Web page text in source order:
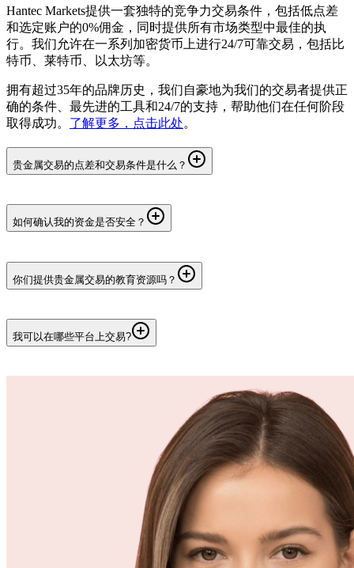
Hantec Markets提供一套独特的竞争力交易条件，包括低点差
和选定账户的0%佣金，同时提供所有市场类型中最佳的执
行。我们允许在一系列加密货币上进行24/7可靠交易，包括比
特币、莱特币、以太坊等。
拥有超过35年的品牌历史，我们自豪地为我们的交易者提供正
确的条件、最先进的工具和24/7的支持，帮助他们在任何阶段
取得成功。 了解更多，点击此处。
贵金属交易的点差和交易条件是什么？
零佣金。此外，客户可以利用灵活的杠杆选项进行交易。
Hantec Markets不收取任何经纪处理费用（取决于您选择的支
更多关于其他费用（例如掉期）的信息。
如何确认我的资金是否安全？
过多项措施确保您的资金得到保护:
不会承担超过账户余额的债务。
隔离账户:客户资金存放于隔离账户中,与公司自有资金分
开,以确保资金安全。
全球监管:Hantec品牌持有六个全球监管牌照,遵守严格标
你们提供贵金属交易的教育资源吗？
基础知识、技术与基本面分析、风险管理等主题。此外，我们
还提供丰富的在线博客文章，深入解析交易领域的最新动态。
不仅如此，您的 Hantec Markets 账户还将免费附带交易信号和
市场新闻，助您随时掌握市场最新动向。
我可以在哪些平台上交易?
Hantec Mobile:通过我们的移动平台随时随地交易,搭载
TradingView图表、技术指标与绘图工具,并集成信号、资讯及
Hantec WebTrader:通过直观的网页平台从任意浏览器访问您的
账户,提供与Hantec Mobile同样强大的功能,包括TradingView图
表、技术指标、绘图工具与实时市场更新。
Hantec Social:对跟单交易感兴趣的用户,Hantec Social提供顺畅
的平台,可关注经验丰富的交易者并复制其策略。